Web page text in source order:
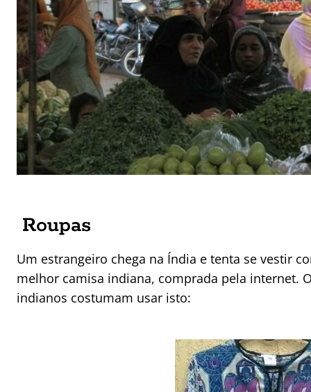
Roupas
Um estrangeiro chega na Índia e tenta se vestir
melhor camisa indiana, comprada pela internet.
indianos costumam usar isto: